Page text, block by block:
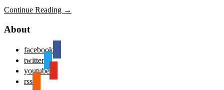
Continue Reading →
About
facebook
twitter
youtube
rss